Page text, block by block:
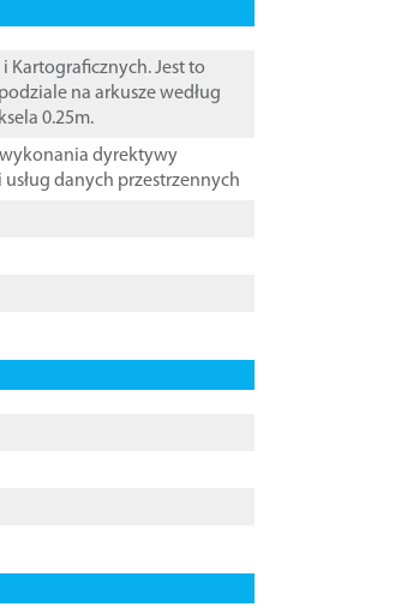
Kartograficznych. Jest to
na arkusze według
0.25m.
wykonania dyrektywy
danych przestrzennych